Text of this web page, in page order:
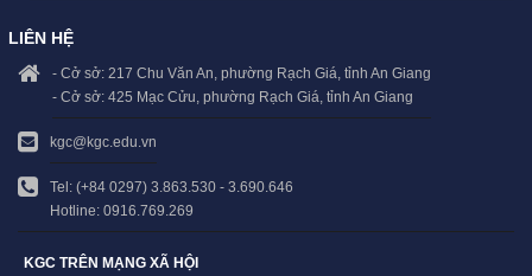
LIÊN HỆ
- Cở sở: 217 Chu Văn An, phường Rạch Giá, tỉnh An Giang
- Cở sở: 425 Mạc Cửu, phường Rạch Giá, tỉnh An Giang
kgc@kgc.edu.vn
Tel: (+84 0297) 3.863.530 - 3.690.646
Hotline: 0916.769.269
KGC TRÊN MẠNG XÃ HỘI